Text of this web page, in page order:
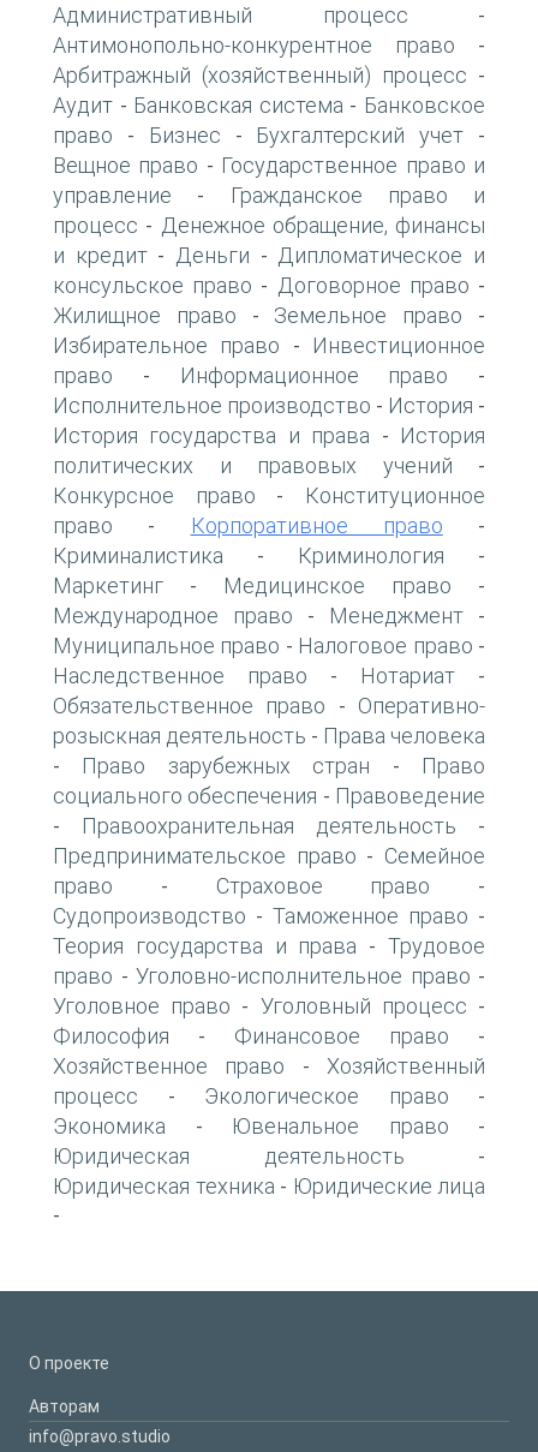
Административный процесс -
Антимонопольно-конкурентное право -
Арбитражный (хозяйственный) процесс -
Аудит - Банковская система - Банковское
право - Бизнес - Бухгалтерский учет -
Вещное право - Государственное право и
управление -
Гражданское право и
процесс - Денежное обращение, финансы
и кредит- Деньги - Дипломатическое и
консульское право - Договорное право -
Жилищное право - Земельное право -
Избирательное право -
Инвестиционное
право - Информационное право -
Исполнительное производство - История -
История государства и права -
История
политических и правовых учений -
Конкурсное право -
Конституционное
право - Корпоративное право -
Криминалистика - Криминология -
Маркетинг - Медицинское право -
Международное право - Менеджмент -
Муниципальное право - Налоговое право -
Наследственное право - Нотариат -
Обязательственное право - Оперативно-
розыскная деятельность - Права человека
- Право зарубежных стран -
Право
социального обеспечения - Правоведение
- Правоохранительная деятельность -
Предпринимательское право - Семейное
право - Страховое право -
Судопроизводство - Таможенное право -
Теория государства и права -Трудовое
право - Уголовно-исполнительное право -
Уголовное право - Уголовный процесс -
Философия - Финансовое право -
Хозяйственное право - Хозяйственный
процесс - Экологическое право -
Экономика - Ювенальное право -
Юридическая деятельность -
Юридическая техника - Юридические лица
-
О проекте
Авторам
info@pravo.studio